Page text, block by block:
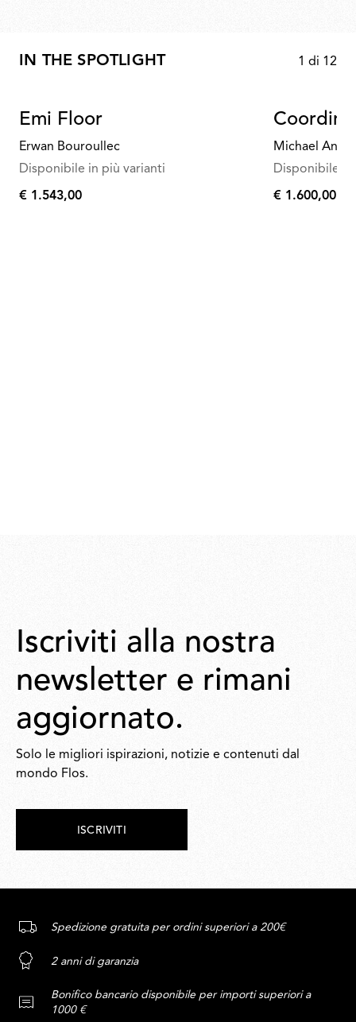
IN THE SPOTLIGHT 1 di 12
Emi Floor
Erwan Bouroullec
Disponibile in più varianti
€ 1.543,00
Michael
Disponibile in
€ 1.600,00
Iscriviti alla nostra
newsletter e rimani
aggiornato.
Solo le migliori ispirazioni, notizie e contenuti dal
mondo Flos.
ISCRIVITI
Spedizione gratuita per ordini superiori a 200€
2 anni di garanzia
Bonifico bancario disponibile per importi superiori a
1000 €